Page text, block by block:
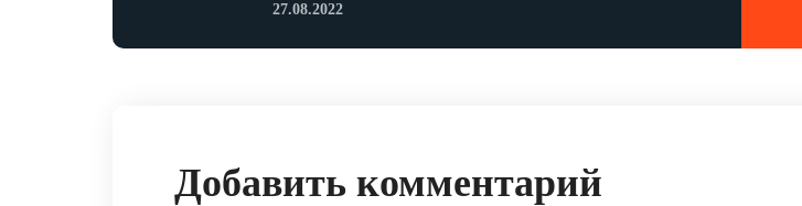
27.08.2022
Добавить комментарий